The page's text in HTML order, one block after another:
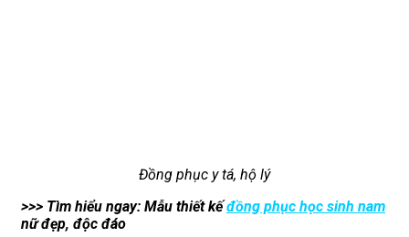
Đồng phục y tá, hộ lý
>>> Tìm hiểu ngay: Mẫu thiết kếđồng phục học sinh nam
nữ đẹp, độc đáo